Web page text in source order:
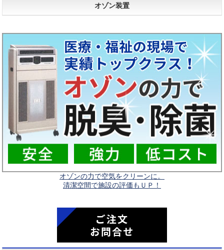
オゾン装置
オゾンの力で空気をクリーンに。
清潔空間で施設の評価もＵＰ！
ご注文
お問合せ